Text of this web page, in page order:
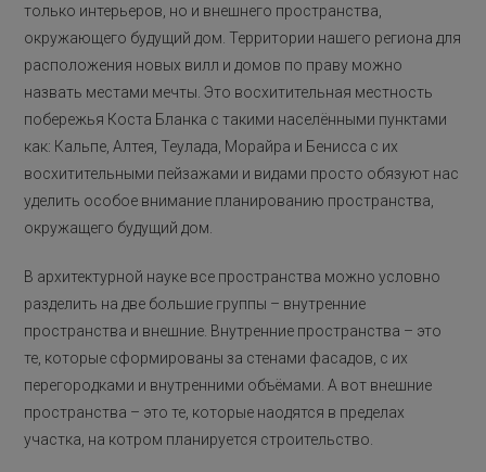
только интерьеров, но и внешнего пространства,
окружающего будущий дом. Территории нашего региона для
расположения новых вилл и домов по праву можно
назвать местами мечты. Это восхитительная местность
побережья Коста Бланка с такими населёнными пунктами
как: Кальпе, Алтея, Теулада, Морайра и Бенисса с их
восхитительными пейзажами и видами просто обязуют нас
уделить особое внимание планированию пространства,
окружащего будущий дом.
В архитектурной науке все пространства можно условно
разделить на две большие группы – внутренние
пространства и внешние. Внутренние пространства – это
те, которые сформированы за стенами фасадов, с их
перегородками и внутренними объёмами. А вот внешние
пространства – это те, которые наодятся в пределах
участка, на котром планируется строительство.